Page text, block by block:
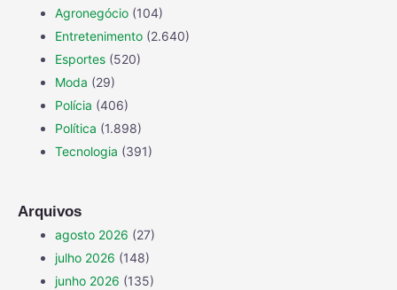
Agronegócio (104)
Entretenimento (2.640)
Esportes (520)
Moda (29)
Polícia (406)
Política (1.898)
Tecnologia (391)
Arquivos
agosto 2026 (27)
julho 2026 (148)
junho 2026 (135)